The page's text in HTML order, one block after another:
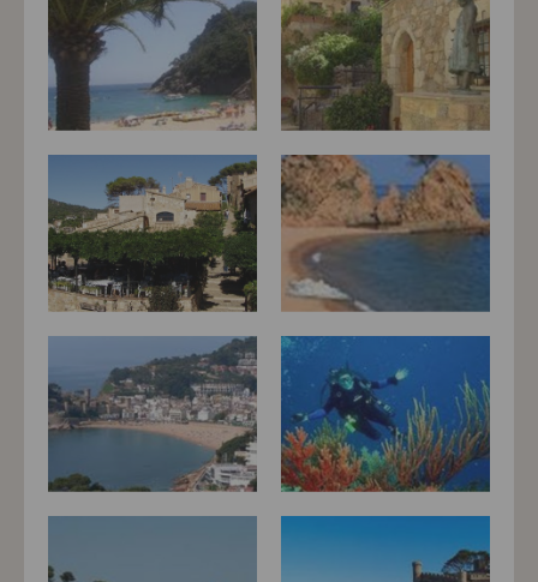
možná bezprostřední identifikace uživatele. Bez vyjádření
souhlasu, nedojde k zobrazování obsahu a reklam
přizpůsobených Vašim zájmům.